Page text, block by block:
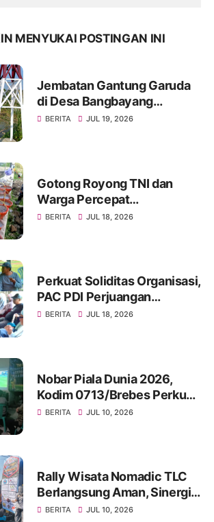
MENYUKAI POSTINGAN INI
Jembatan Gantung Garuda
di Desa Bangbayang
Rampung Dibangun, Simbol
BERITA JUL 19, 2026
Gotong Royong TNI dan
Warga Percepat
Pembangunan Jembatan
BERITA JUL 18, 2026
Perkuat Soliditas Organisasi,
PAC PDI Perjuangan
Bumiayu Gelar Silaturahmi
BERITA JUL 18, 2026
Nobar Piala Dunia 2026,
Kodim 0713/Brebes Perkuat
Kemanunggalan TNI-Rakyat
BERITA JUL 10, 2026
Rally Wisata Nomadic TLC
Berlangsung Aman, Sinergi
Polres Brebes dan Instansi
BERITA JUL 10, 2026